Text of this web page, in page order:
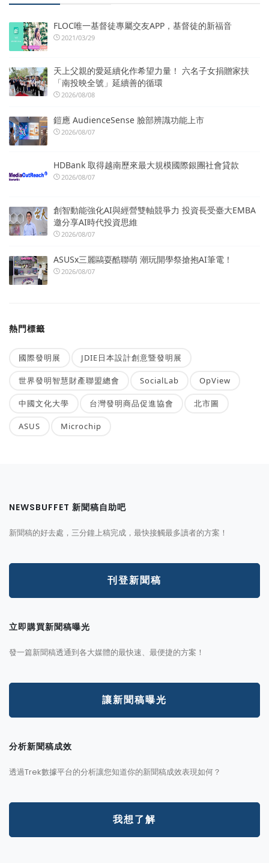
FLOC唯一基督徒專屬交友APP，基督徒的新福音
2021/03/29
天上父親的愛延續化作希望力量！ 六名子女捐贈家扶
「南投映全號」延續善的循環
2026/08/08
鎧應 AudienceSense 臉部辨識功能上市
2026/08/07
HDBank 取得越南歷來最大規模國際銀團社會貸款
2026/08/07
創智動能強化AI與經營雙軸競爭力 投資長受臺大EMBA
邀分享AI時代投資思維
2026/08/07
ASUSx三麗鷗耍酷聯萌 潮玩開學祭搶抱AI筆電！
2026/08/07
熱門標籤
國際發明展 JDIE日本設計創意暨發明展
世界發明智慧財產聯盟總會 SocialLab OpView
中國文化大學 台灣發明商品促進協會 北市圖
ASUS Microchip
NEWSBUFFET 新聞稿自助吧
新聞稿的好去處，三分鐘上稿完成，最快接觸最多讀者的方案！
刊登新聞稿
立即購買新聞稿曝光
發一篇新聞稿透通到各大媒體的最快速、最便捷的方案！
讓新聞稿曝光
分析新聞稿成效
透過Trek數據平台的分析讓您知道你的新聞稿成效表現如何？
我想了解